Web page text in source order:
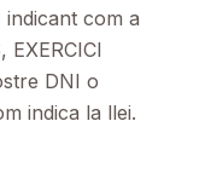
com a
EXERCICI
DNI o
indica la llei.